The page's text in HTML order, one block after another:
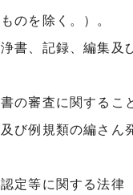
のを除く。）。
書、記録、編集及
の審査に関するこ
び例規類の編さん
定等に関する法